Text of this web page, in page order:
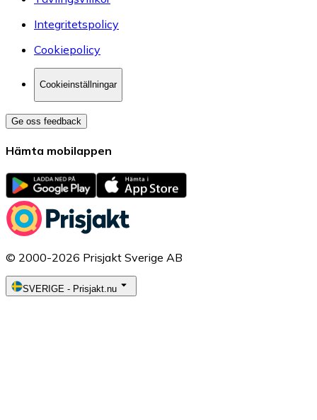
Integritetspolicy
Cookiepolicy
Cookieinställningar
Ge oss feedback
Hämta mobilappen
© 2000-2026 Prisjakt Sverige AB
SVERIGE - Prisjakt.nu